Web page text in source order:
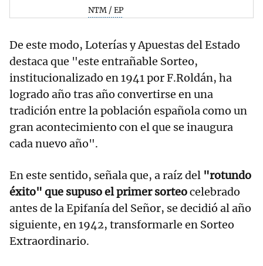
NTM / EP
De este modo, Loterías y Apuestas del Estado
destaca que "este entrañable Sorteo,
institucionalizado en 1941 por F.Roldán, ha
logrado año tras año convertirse en una
tradición entre la población española como un
gran acontecimiento con el que se inaugura
cada nuevo año".
En este sentido, señala que, a raíz del "rotundo
éxito" que supuso el primer sorteocelebrado
antes de la Epifanía del Señor, se decidió al año
siguiente, en 1942, transformarle en Sorteo
Extraordinario.